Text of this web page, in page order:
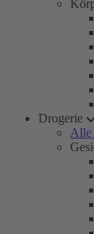
Drogerie
Alle